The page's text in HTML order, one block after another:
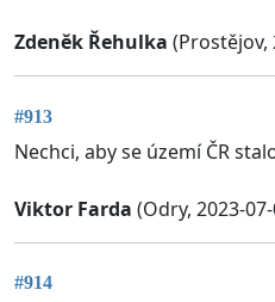
Zdeněk Řehulka (Prostějov,
#913
Nechci, aby se území ČR
Viktor Farda (Odry, 2023-
#914